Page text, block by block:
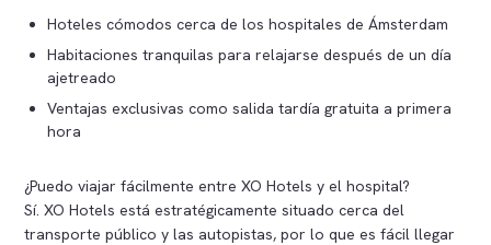
Hoteles cómodos cerca de los hospitales de Ámsterdam
Habitaciones tranquilas para relajarse después de un día
ajetreado
Ventajas exclusivas como salida tardía gratuita a primera
hora
¿Puedo viajar fácilmente entre XO Hotels y el hospital?
Sí. XO Hotels está estratégicamente situado cerca del
transporte público y las autopistas, por lo que es fácil llegar